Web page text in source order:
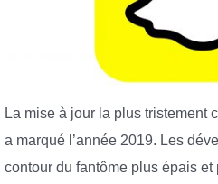
La mise à jour la plus tristement
a marqué l’année 2019. Les
contour du fantôme plus épais